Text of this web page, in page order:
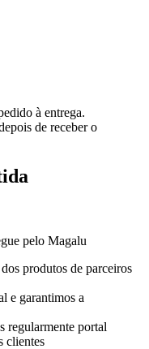
à entrega.
de receber o
pelo Magalu
produtos de parceiros
e garantimos a
regularmente portal
clientes